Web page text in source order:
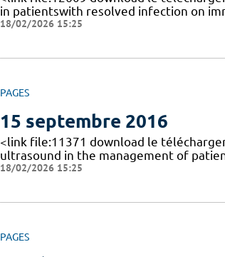
in patientswith resolved infection on
18/02/2026 15:25
PAGES
15 septembre 2016
<link file:11371 download le
ultrasound in the management of
18/02/2026 15:25
PAGES